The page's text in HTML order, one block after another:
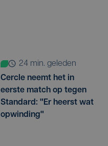
24 min. geleden
Cercle neemt het in
eerste match op tegen
Standard: "Er heerst wat
opwinding"